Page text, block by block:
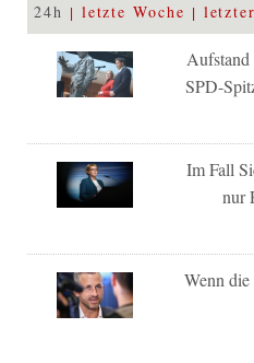
24h letzte Woche
SPD-
Im Fall
nur
Wenn